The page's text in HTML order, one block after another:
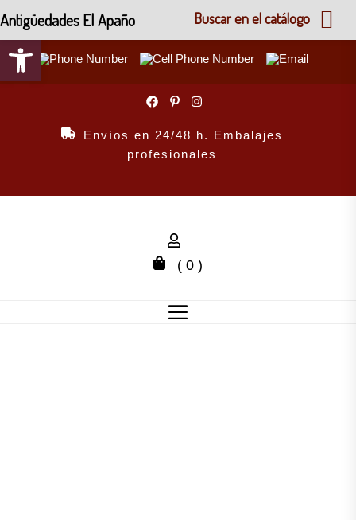
Envíos en 24/48 h. Embalajes
profesionales
( 0 )
Antigüedades El Apaño Buscar en el catálogo
Abrir barra de herramientas